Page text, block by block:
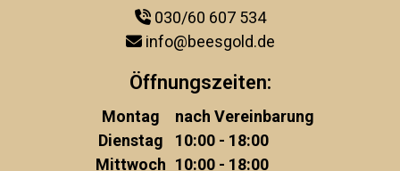
030/60 607 534
info@beesgold.de
Öffnungszeiten:
Montag
nach Vereinbarung
Dienstag
10:00 - 18:00
Mittwoch 10:00 - 18:00